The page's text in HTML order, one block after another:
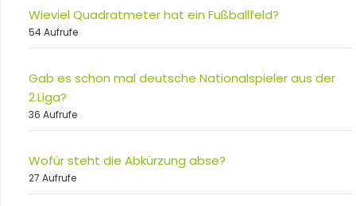
Wieviel Quadratmeter hat ein Fußballfeld?
54 Aufrufe
Gab es schon mal deutsche Nationalspieler aus der
2.Liga?
36 Aufrufe
Wofür steht die Abkürzung abse?
27 Aufrufe